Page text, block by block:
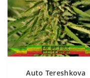
Auto Tereshkova